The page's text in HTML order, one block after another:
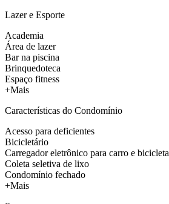
Lazer e Esporte
Academia
Área de lazer
Bar na piscina
Brinquedoteca
Espaço fitness
+Mais
Características do Condomínio
Acesso para deficientes
Bicicletário
Carregador eletrônico para carro e bicicleta
Coleta seletiva de lixo
Condomínio fechado
+Mais